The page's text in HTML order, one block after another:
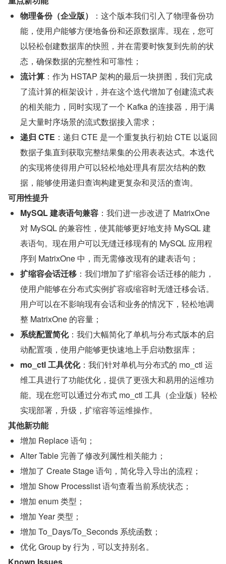
物理备份（企业版）
：这个版本我们引入了物理备份功
能，使用户能够方便地备份和还原数据库。现在，您可
以轻松创建数据库的快照，并在需要时恢复到先前的状
态，确保数据的完整性和可靠性；
流计算 ：作为 HSTAP 架构的最后一块拼图，我们完成
了流计算的框架设计，并在这个迭代增加了创建流式表
的相关能力，同时实现了一个 Kafka 的连接器，用于满
足大量时序场景的流式数据接入需求；
递归 CTE ：递归 CTE 是一个重复执行初始 CTE 以返回
数据子集直到获取完整结果集的公用表表达式。本迭代
的实现将使得用户可以轻松地处理具有层次结构的数
据，能够使用递归查询构建更复杂和灵活的查询。
可用性提升
MySQL 建表语句兼容 ：我们进一步改进了 MatrixOne
对 MySQL 的兼容性，使其能够更好地支持 MySQL 建
表语句。现在用户可以无缝迁移现有的 MySQL 应用程
序到 MatrixOne 中，而无需修改现有的建表语句；
扩缩容会话迁移 ：我们增加了扩缩容会话迁移的能力，
使用户能够在分布式实例扩容或缩容时无缝迁移会话。
用户可以在不影响现有会话和业务的情况下，轻松地调
整 MatrixOne 的容量；
系统配置简化：我们大幅简化了单机与分布式版本的启
动配置项，使用户能够更快速地上手启动数据库；
mo_ctl 工具优化：我们针对单机与分布式的 mo_ctl 运
维工具进行了功能优化，提供了更强大和易用的运维功
能。现在您可以通过分布式 mo_ctl 工具（企业版）轻松
实现部署，升级，扩缩容等运维操作。
其他新功能
增加 Replace 语句；
Alter Table 完善了修改列属性相关能力；
增加了 Create Stage 语句，简化导入导出的流程；
增加 Show Processlist 语句查看当前系统状态；
增加 enum 类型；
增加 Year 类型；
增加 To_Days/To_Seconds 系统函数；
优化 Group by 行为，可以支持别名。